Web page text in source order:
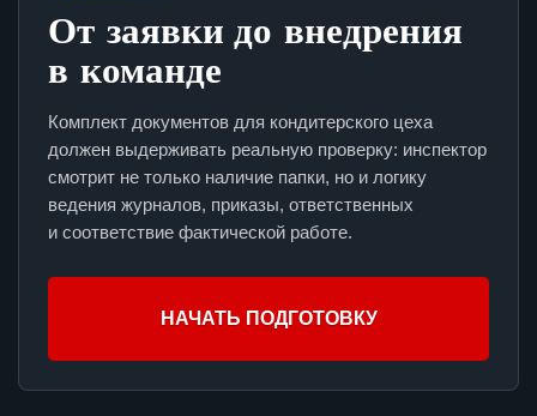
От заявки до внедрения
в команде
Комплект документов для кондитерского цеха
должен выдерживать реальную проверку: инспектор
смотрит не только наличие папки, но и логику
ведения журналов, приказы, ответственных
и соответствие фактической работе.
НАЧАТЬ ПОДГОТОВКУ